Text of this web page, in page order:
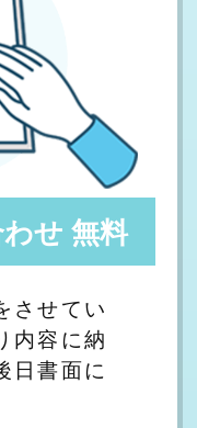
せ 無料
させてい
内容に納
日書面に